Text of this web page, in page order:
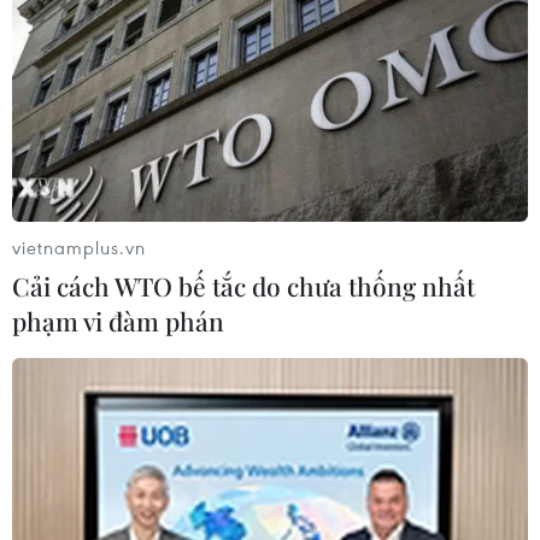
(TTXVN/Vietnam+)
#Thiết bị an ninh
#Buôn lậu thuốc
#Cục Quản lý dược
#Nguyễn Minh Hùng
#tin tức
#tin tức mới nhất
#tin tức 24h
vietnamplus.vn
Cải cách WTO bế tắc do chưa thống nhất
phạm vi đàm phán